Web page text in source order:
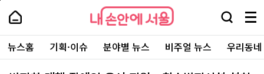
본
로
가
내
손
안
에
서
울
내
손
에
울
검
창
열
기
메
뉴
전
체
보
주
요
서
뉴스홈 기획·이슈 분야별 뉴스 비주얼 뉴스 우리동
페
상
단
로